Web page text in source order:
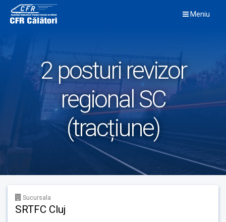
content
Meniu
2 posturi revizor
regional SC
(tracțiune)
Sucursala
SRTFC Cluj